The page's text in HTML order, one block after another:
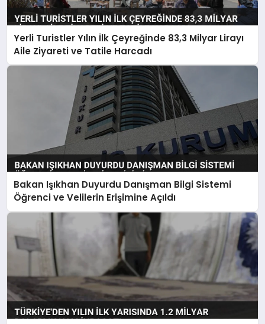
Yerli Turistler Yılın İlk Çeyreğinde 83,3 Milyar Lirayı
Aile Ziyareti ve Tatile Harcadı
Bakan Işıkhan Duyurdu Danışman Bilgi Sistemi
Öğrenci ve Velilerin Erişimine Açıldı